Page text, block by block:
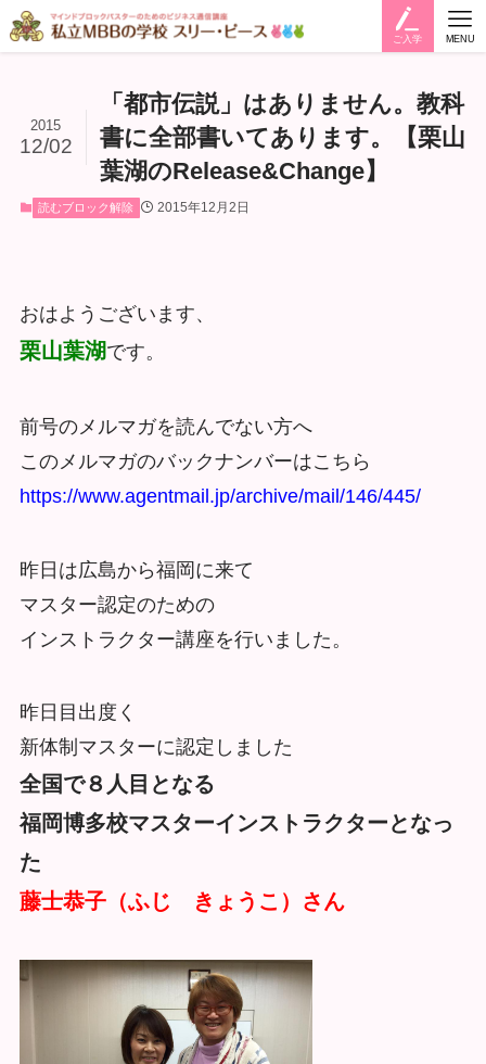
ご入学 MENU
「都市伝説」はありません。教科
書に全部書いてあります。【栗山
葉湖のRelease&Change】
2015
12/02
読むブロック解除 2015年12月2日
おはようございます、
栗山葉湖です。
前号のメルマガを読んでない方へ
このメルマガのバックナンバーはこちら
https://www.agentmail.jp/archive/mail/146/445/
昨日は広島から福岡に来て
マスター認定のための
インストラクター講座を行いました。
昨日目出度く
新体制マスターに認定しました
全国で８人目となる
福岡博多校マスターインストラクターとなっ
た
藤士恭子（ふじ きょうこ）さん